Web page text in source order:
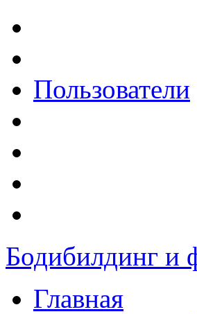
Пользователи
Бодибилдинг и
Главная